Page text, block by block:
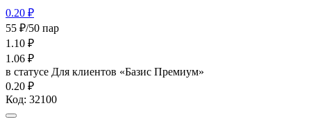
0.20 ₽
55 ₽/50 пар
1.10 ₽
1.06 ₽
в статусе Для клиентов «Базис Премиум»
0.20 ₽
Код: 32100